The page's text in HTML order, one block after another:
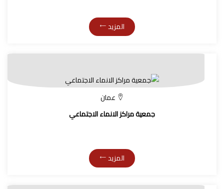
المزيد
عمان
جمعية مراكز الانماء الاجتماعي
المزيد